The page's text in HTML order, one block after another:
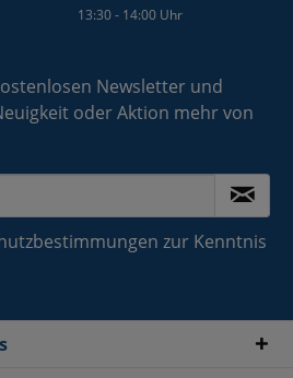
13:30 - 14:00 Uhr
Newsletter und
oder Aktion mehr von
zur Kenntnis